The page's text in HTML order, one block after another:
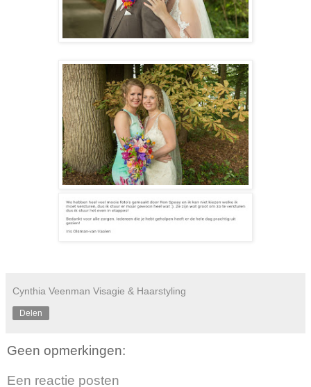
Cynthia Veenman Visagie & Haarstyling
Delen
Geen opmerkingen:
Een reactie posten